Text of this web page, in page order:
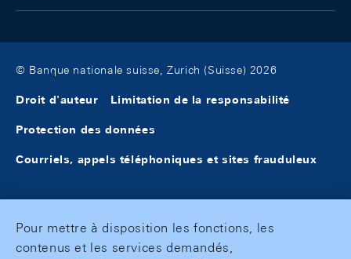
© Banque nationale suisse, Zurich (Suisse) 2026
Droit d'auteur Limitation de la responsabilité
Protection des données
Courriels, appels téléphoniques et sites frauduleux
Pour mettre à disposition les fonctions, les
contenus et les services demandés,